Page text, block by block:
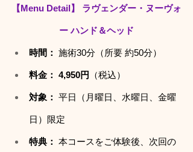
【Menu Detail】 ラヴェンダー・ヌーヴォ
ー ハンド＆ヘッド
時間： 施術30分（所要 約50分）
料金： 4,950円 （税込）
対象： 平日（月曜日、水曜日、金曜
日）限定
特典： 本コースをご体験後、次回の